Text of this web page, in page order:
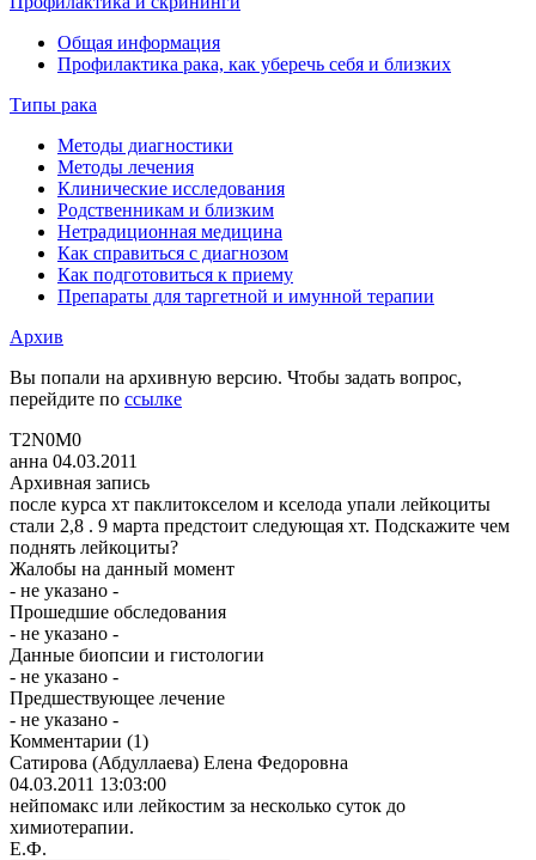
Общая информация
Профилактика рака, как уберечь себя и близких
Типы рака
Методы диагностики
Методы лечения
Клинические исследования
Родственникам и близким
Нетрадиционная медицина
Как справиться с диагнозом
Как подготовиться к приему
Препараты для таргетной и имунной терапии
Архив
Вы попали на архивную версию. Чтобы задать вопрос,
перейдите по ссылке
Т2N0M0
анна 04.03.2011
Архивная запись
после курса хт паклитокселом и кселода упали лейкоциты
стали 2,8 . 9 марта предстоит следующая хт. Подскажите чем
поднять лейкоциты?
Жалобы на данный момент
- не указано -
Прошедшие обследования
- не указано -
Данные биопсии и гистологии
- не указано -
Предшествующее лечение
- не указано -
Комментарии (1)
Сатирова (Абдуллаева) Елена Федоровна
04.03.2011 13:03:00
нейпомакс или лейкостим за несколько суток до
химиотерапии.
Е.Ф.